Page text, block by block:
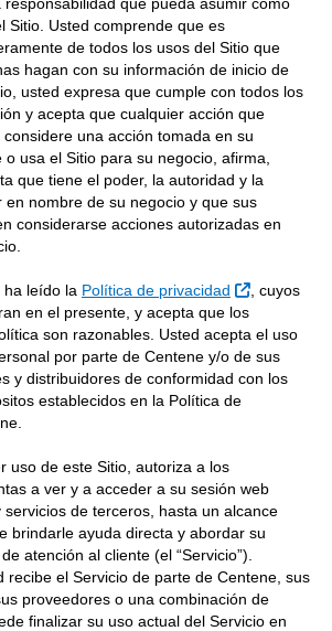
Sitio. Usted comprende que es
de todos los usos del Sitio que
hagan con su información de inicio de
usted expresa que cumple con todos los
y acepta que cualquier acción que
una acción tomada en su
usa el Sitio para su negocio, afirma,
que tiene el poder, la autoridad y la
en nombre de su negocio y que sus
considerarse acciones autorizadas en
ha leído la Política de privacidad External
, cuyos
en el presente, y acepta que los
son razonables. Usted acepta el uso
por parte de Centene y/o de sus
y distribuidores de conformidad con los
establecidos en la Política de
uso de este Sitio, autoriza a los
a ver y a acceder a su sesión web
servicios de terceros, hasta un alcance
brindarle ayuda directa y abordar su
atención al cliente (el “Servicio”).
recibe el Servicio de parte de Centene, sus
proveedores o una combinación de
finalizar su uso actual del Servicio en